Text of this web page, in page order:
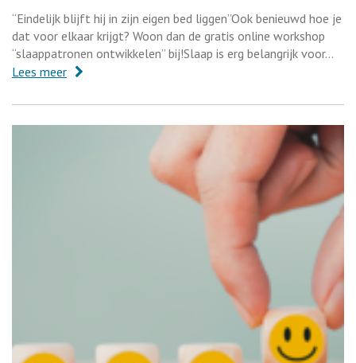
“Eindelijk blijft hij in zijn eigen bed liggen”Ook benieuwd hoe je
dat voor elkaar krijgt? Woon dan de gratis online workshop
“slaappatronen ontwikkelen” bij!Slaap is erg belangrijk voor…
Lees meer